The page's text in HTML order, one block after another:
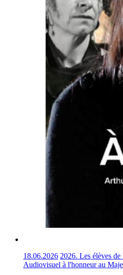
18.06.2026 2026. Les élèves
Audiovisuel à l'honneur au